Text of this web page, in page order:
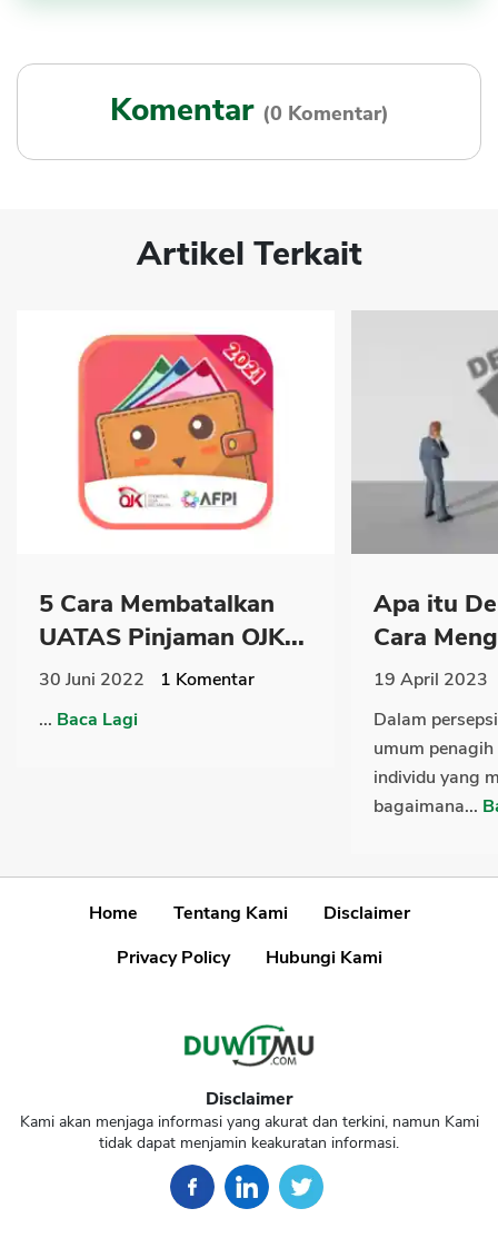
Komentar (0 Komentar)
Artikel Terkait
5 Cara Membatalkan
UATAS Pinjaman OJK...
30 Juni 2022 1 Komentar
... Baca Lagi
Apa itu
Cara
19 April 2023
Dalam
umum
individu yang
bagaimana...
Home Tentang Kami
Disclaimer
Privacy Policy
Hubungi Kami
Disclaimer
Kami akan menjaga informasi yang akurat dan terkini, namun Kami
tidak dapat menjamin keakuratan informasi.